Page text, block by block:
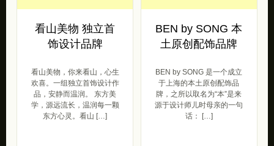
看山美物 独立首
饰设计品牌
看山美物，你来看山，心生
欢喜。一组独立首饰设计作
品，安静而温润。 东方美
学，源远流长，温润每一颗
东方心灵。看山 […]
BEN by SONG 本
土原创配饰品牌
BEN by SONG 是一个成立
于上海的本土原创配饰品
牌，之所以取名为“本”是来
源于设计师儿时母亲的一句
话： […]